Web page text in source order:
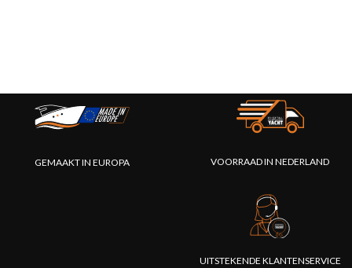
GEMAAKT IN EUROPA VOORRAAD IN NEDERLAND
UITSTEKENDE KLANTENSERVICE